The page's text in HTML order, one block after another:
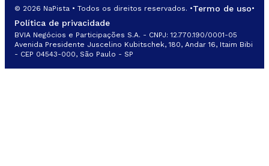
© 2026 NaPista • Todos os direitos reservados. •Termo de uso•
Política de privacidade
BVIA Negócios e Participações S.A. - CNPJ: 12.770.190/0001-05
Avenida Presidente Juscelino Kubitschek, 180, Andar 16, Itaim Bibi
- CEP 04543-000, São Paulo - SP